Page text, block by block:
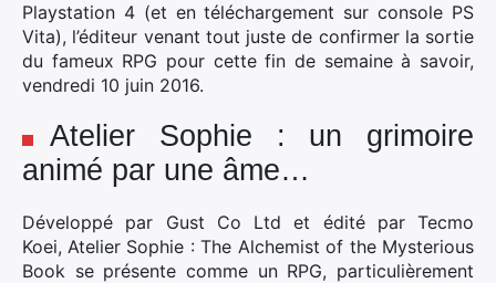
Playstation 4 (et en téléchargement sur console PS
Vita), l’éditeur venant tout juste de confirmer la sortie
du fameux RPG pour cette fin de semaine à savoir,
vendredi 10 juin 2016.
Atelier Sophie : un grimoire
animé par une âme…
Développé par Gust Co Ltd et édité par Tecmo
Koei, Atelier Sophie : The Alchemist of the Mysterious
Book se présente comme un RPG, particulièrement